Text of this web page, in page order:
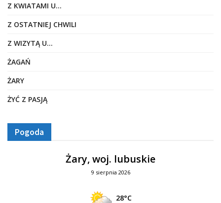
Z KWIATAMI U…
Z OSTATNIEJ CHWILI
Z WIZYTĄ U…
ŻAGAŃ
ŻARY
ŻYĆ Z PASJĄ
Pogoda
Żary, woj. lubuskie
9 sierpnia 2026
28°C